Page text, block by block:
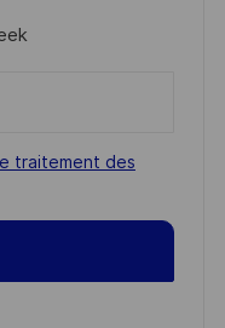
traitement des